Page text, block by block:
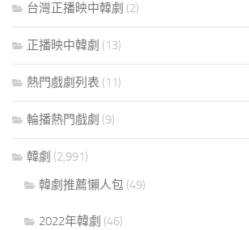
台灣正播映中韓劇 (2)
正播映中韓劇 (13)
熱門戲劇列表 (11)
輪播熱門戲劇 (9)
韓劇 (2,991)
韓劇推薦懶人包 (49)
2022年韓劇 (46)